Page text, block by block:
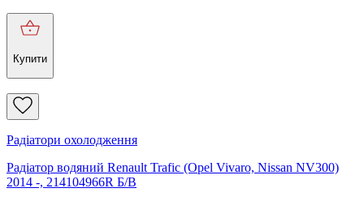
Купити
Радіатори охолодження
Радіатор водяний Renault Trafic (Opel Vivaro, Nissan NV300)
2014 -, 214104966R Б/В